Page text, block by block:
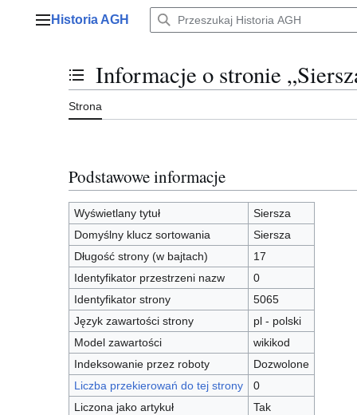
Menu główne
Historia AGH
Przełącz stan spisu treści
Informacje o stronie
Strona
Podstawowe informacje
Wyświetlany tytuł
Siersza
Domyślny klucz sortowania
Siersza
Długość strony (w bajtach)
17
Identyfikator przestrzeni nazw
0
Identyfikator strony
5065
Język zawartości strony
pl - polski
Model zawartości
wikikod
Indeksowanie przez roboty
Dozwolone
Liczba przekierowań do tej strony
0
Liczona jako artykuł
Tak